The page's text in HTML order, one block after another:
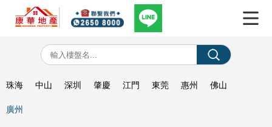
珠海 中山 深圳 肇慶 江門 東莞 惠州 佛山
廣州